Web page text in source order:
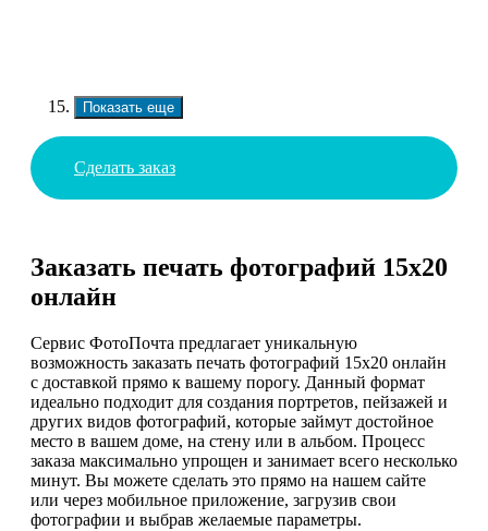
Показать еще
Сделать заказ
Заказать печать фотографий 15х20
онлайн
Сервис ФотоПочта предлагает уникальную
возможность заказать печать фотографий 15х20 онлайн
с доставкой прямо к вашему порогу. Данный формат
идеально подходит для создания портретов, пейзажей и
других видов фотографий, которые займут достойное
место в вашем доме, на стену или в альбом. Процесс
заказа максимально упрощен и занимает всего несколько
минут. Вы можете сделать это прямо на нашем сайте
или через мобильное приложение, загрузив свои
фотографии и выбрав желаемые параметры.